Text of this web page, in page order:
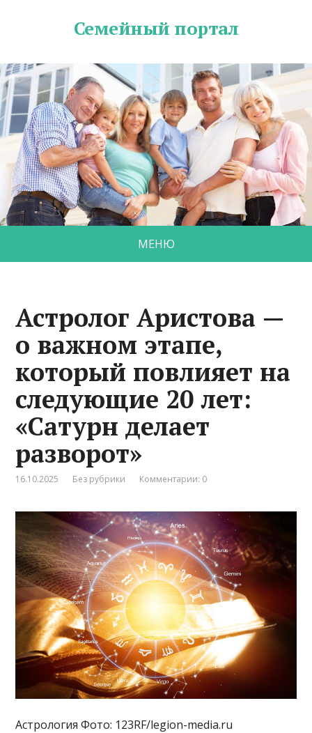
Семейный портал
МЕНЮ
Астролог Аристова —
о важном этапе,
который повлияет на
следующие 20 лет:
«Сатурн делает
разворот»
16.10.2025 Без рубрики Комментарии: 0
Астрология Фото: 123RF/legion-media.ru